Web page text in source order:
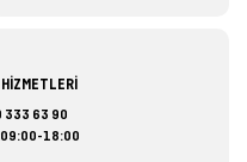
HİZMETLERİ
333 63 90
18:00